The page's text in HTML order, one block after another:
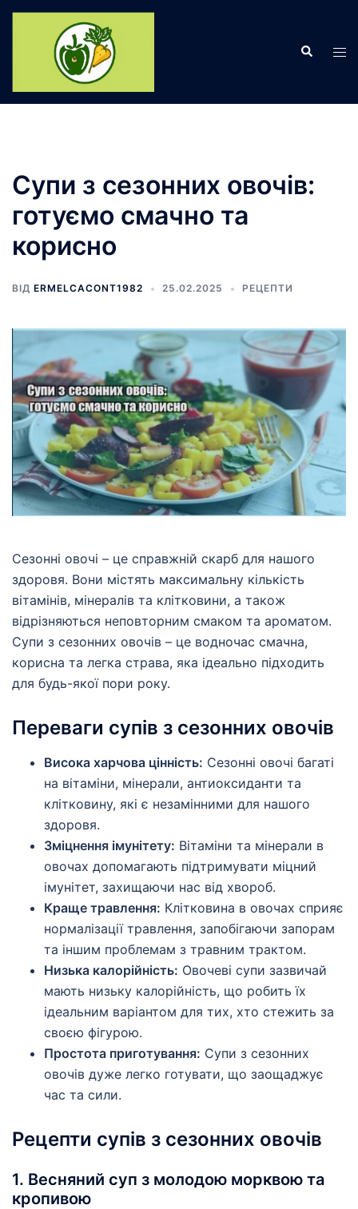
Перейти
Пошук
Супи з сезонних овочів:
готуємо смачно та
корисно
ВІД ERMELCACONT1982 25.02.2025 РЕЦЕПТИ
Сезонні овочі – це справжній скарб для нашого
здоровя. Вони містять максимальну кількість
вітамінів, мінералів та клітковини, а також
відрізняються неповторним смаком та ароматом.
Супи з сезонних овочів – це водночас смачна,
корисна та легка страва, яка ідеально підходить
для будь-якої пори року.
Переваги супів з сезонних овочів
Висока харчова цінність: Сезонні овочі багаті
на вітаміни, мінерали, антиоксиданти та
клітковину, які є незамінними для нашого
здоровя.
Зміцнення імунітету: Вітаміни та мінерали в
овочах допомагають підтримувати міцний
імунітет, захищаючи нас від хвороб.
Краще травлення: Клітковина в овочах сприяє
нормалізації травлення, запобігаючи запорам
та іншим проблемам з травним трактом.
Низька калорійність: Овочеві супи зазвичай
мають низьку калорійність, що робить їх
ідеальним варіантом для тих, хто стежить за
своєю фігурою.
Простота приготування: Супи з сезонних
овочів дуже легко готувати, що заощаджує
час та сили.
Рецепти супів з сезонних овочів
1. Весняний суп з молодою морквою та
кропивою